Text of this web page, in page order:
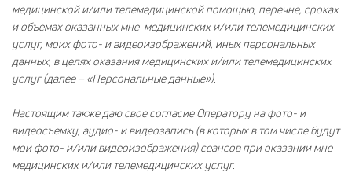
медицинской и/или телемедицинской помощью, перечне, сроках
и объемах оказанных мне медицинских и/или телемедицинских
услуг, моих фото- и видеоизображений, иных персональных
данных, в целях оказания медицинских и/или телемедицинских
услуг (далее – «Персональные данные»).
Настоящим также даю свое согласие Оператору на фото- и
видеосъемку, аудио- и видеозапись (в которых в том числе будут
мои фото- и/или видеоизображения) сеансов при оказании мне
медицинских и/или телемедицинских услуг.